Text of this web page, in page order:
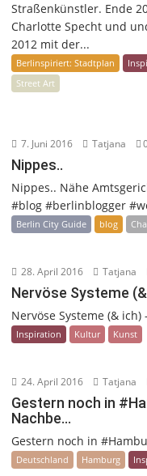
Straßenkünstler. Ende
Charlotte Specht und
2012 mit der...
Berlinspiriert: Stadtplan
Street Art
7. Juni 2016 Tatjana
Nippes..
Nippes.. Nähe
#blog #berlinblogger
Berlin City Guide blog
28. April 2016 Tatjana
Nervöse Systeme
Nervöse Systeme (&
Inspiration Kultur Kunst
24. April 2016 Tatjana
Gestern noch in
Nachbe…
Gestern noch in
Deutschland Hamburg